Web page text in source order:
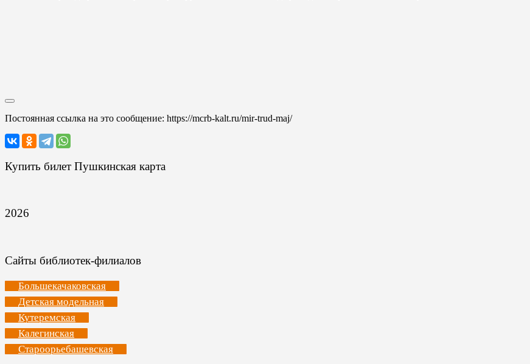
Постоянная ссылка на это сообщение: https://mcrb-kalt.ru/mir-trud-maj/
Купить билет Пушкинская карта
2026
Сайты библиотек-филиалов
Большекачаковская
Детская модельная
Кутеремская
Калегинская
Староорьебашевская